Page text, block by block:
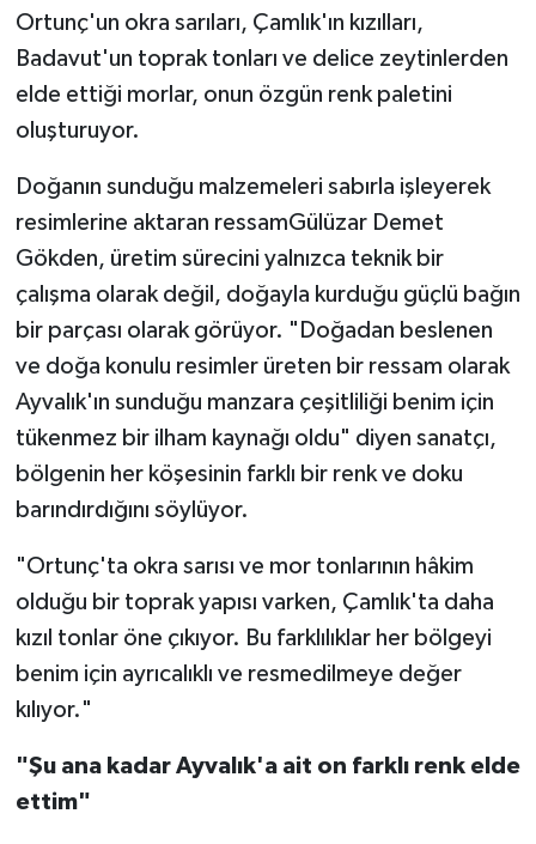
Ortunç'un okra sarıları, Çamlık'ın kızılları,
Badavut'un toprak tonları ve delice zeytinlerden
elde ettiği morlar, onun özgün renk paletini
oluşturuyor.
Doğanın sunduğu malzemeleri sabırla işleyerek
resimlerine aktaran ressamGülüzar Demet
Gökden, üretim sürecini yalnızca teknik bir
çalışma olarak değil, doğayla kurduğu güçlü bağın
bir parçası olarak görüyor. "Doğadan beslenen
ve doğa konulu resimler üreten bir ressam olarak
Ayvalık'ın sunduğu manzara çeşitliliği benim için
tükenmez bir ilham kaynağı oldu" diyen sanatçı,
bölgenin her köşesinin farklı bir renk ve doku
barındırdığını söylüyor.
"Ortunç'ta okra sarısı ve mor tonlarının hâkim
olduğu bir toprak yapısı varken, Çamlık'ta daha
kızıl tonlar öne çıkıyor. Bu farklılıklar her bölgeyi
benim için ayrıcalıklı ve resmedilmeye değer
kılıyor."
"Şu ana kadar Ayvalık'a ait on farklı renk elde
ettim"